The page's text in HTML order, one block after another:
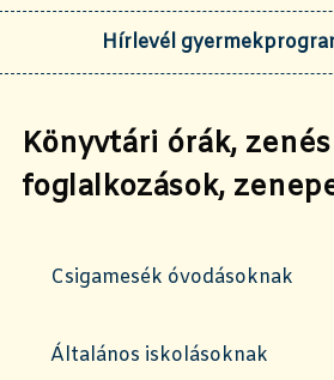
Hírlevél
Könyvtári órák, zenés
foglalkozások,
Csigamesék óvodásoknak
Általános iskolásoknak